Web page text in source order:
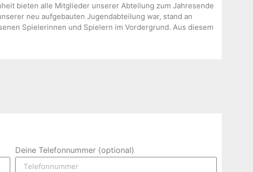
bieten alle Mitglieder unserer Abteilung zum Jahresende
neu aufgebauten Jugendabteilung war, stand an
Spielerinnen und Spielern im Vordergrund. Aus diesem
Deine Telefonnummer (optional)